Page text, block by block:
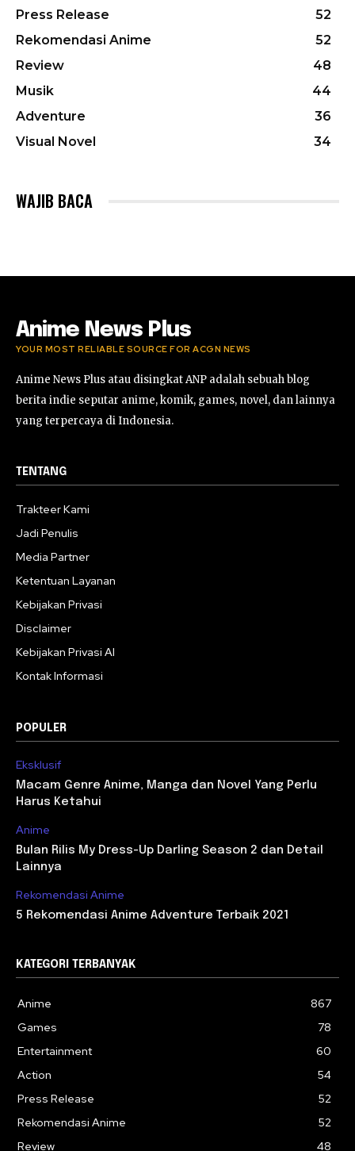
Press Release
52
Rekomendasi Anime
52
Review
48
Musik
44
Adventure
36
Visual Novel
34
WAJIB BACA
Anime News Plus
YOUR MOST RELIABLE SOURCE FOR ACGN NEWS
Anime News Plus atau disingkat ANP adalah sebuah blog
berita indie seputar anime, komik, games, novel, dan lainnya
yang terpercaya di Indonesia.
TENTANG
Trakteer Kami
Jadi Penulis
Media Partner
Ketentuan Layanan
Kebijakan Privasi
Disclaimer
Kebijakan Privasi AI
Kontak Informasi
POPULER
Eksklusif
Macam Genre Anime, Manga dan Novel Yang Perlu
Harus Ketahui
Anime
Bulan Rilis My Dress-Up Darling Season 2 dan Detail
Lainnya
Rekomendasi Anime
5 Rekomendasi Anime Adventure Terbaik 2021
KATEGORI TERBANYAK
Anime
867
Games
78
Entertainment
60
Action
54
Press Release
52
Rekomendasi Anime
52
Review
48